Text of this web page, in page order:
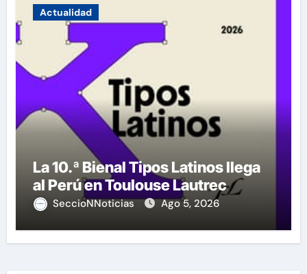
Actualidad
La 10.ª Bienal Tipos Latinos llega
al Perú en Toulouse Lautrec
SeccioNNoticias Ago 5, 2026